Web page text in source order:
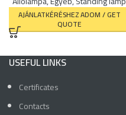
AJÁNLATKÉRÉSHEZ ADOM / GET
QUOTE
USEFUL LINKS
Certificates
Contacts